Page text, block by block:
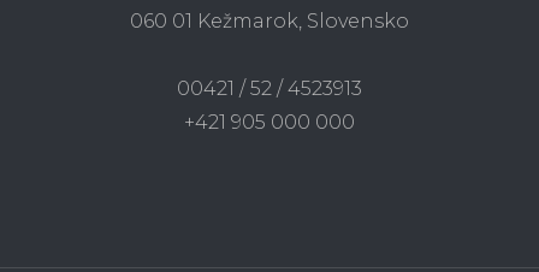
060 01 Kežmarok, Slovensko
00421 / 52 / 4523913
+421 905 000 000